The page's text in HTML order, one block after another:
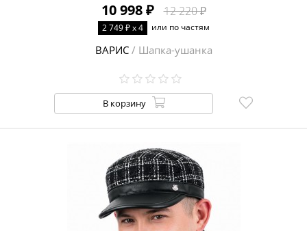
10 998 ₽ 12 220 ₽
2 749 ₽ x 4 или по частям
ВАРИС/ Шапка-ушанка
В корзину